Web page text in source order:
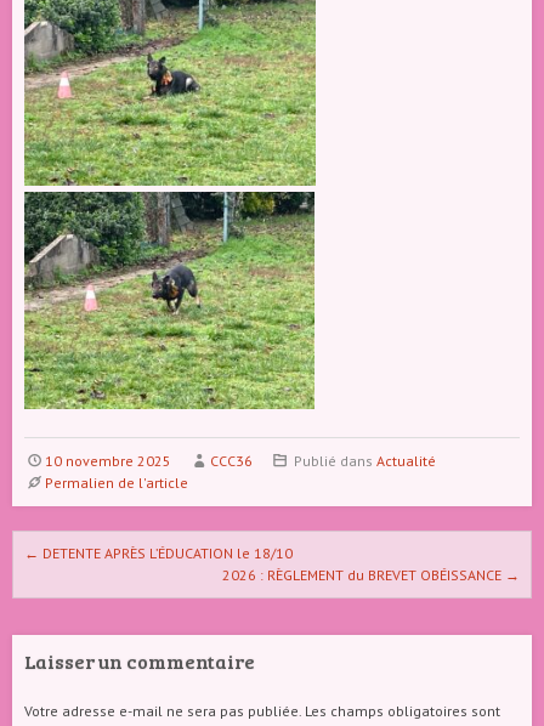
10 novembre 2025 CCC36 Publié dansActualité
Permalien de l'article
Naviguer dans les articles
← DETENTE APRÈS L’ÉDUCATION le 18/10
2026 : RÈGLEMENT du BREVET OBÉISSANCE →
Laisser un commentaire
Votre adresse e-mail ne sera pas publiée. Les champs obligatoires sont